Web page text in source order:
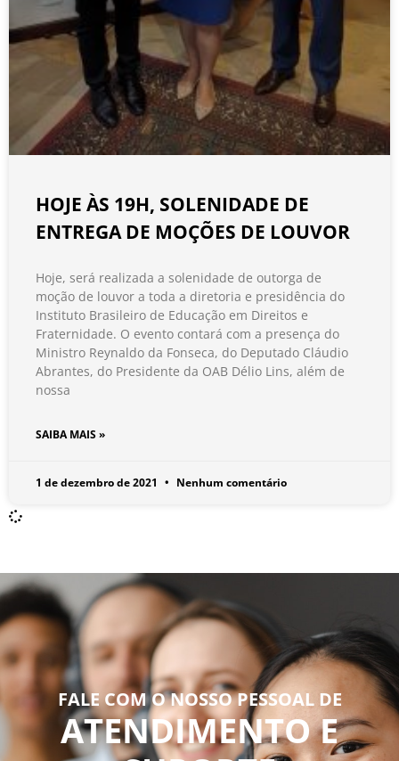
HOJE ÀS 19H, SOLENIDADE DE
ENTREGA DE MOÇÕES DE LOUVOR
Hoje, será realizada a solenidade de outorga de
moção de louvor a toda a diretoria e presidência do
Instituto Brasileiro de Educação em Direitos e
Fraternidade. O evento contará com a presença do
Ministro Reynaldo da Fonseca, do Deputado Cláudio
Abrantes, do Presidente da OAB Délio Lins, além de
nossa
SAIBA MAIS »
1 de dezembro de 2021 Nenhum comentário
FALE COM O NOSSO PESSOAL DE
ATENDIMENTO E